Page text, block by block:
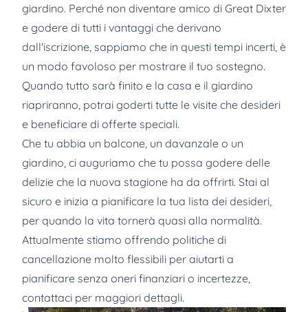
giardino. Perché non diventare amico di Great Dixter
e godere di tutti i vantaggi che derivano
dall'iscrizione, sappiamo che in questi tempi incerti, è
un modo favoloso per mostrare il tuo sostegno.
Quando tutto sarà finito e la casa e il giardino
riapriranno, potrai goderti tutte le visite che desideri
e beneficiare di offerte speciali.
Che tu abbia un balcone, un davanzale o un
giardino, ci auguriamo che tu possa godere delle
delizie che la nuova stagione ha da offrirti. Stai al
sicuro e inizia a pianificare la tua lista dei desideri,
per quando la vita tornerà quasi alla normalità.
Attualmente stiamo offrendo politiche di
cancellazione molto flessibili per aiutarti a
pianificare senza oneri finanziari o incertezze,
contattaci per maggiori dettagli.